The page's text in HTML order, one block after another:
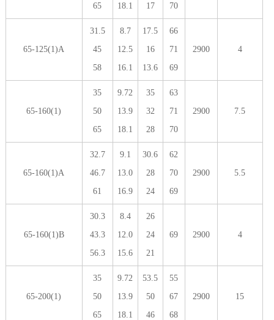
65
18.1
17
70
65-125(1)A
31.5
45
58
8.7
12.5
16.1
17.5
16
13.6
66
71
69
2900 4
65-160(1)
35
50
65
9.72
13.9
18.1
35
32
28
63
71
70
2900 7.5
65-160(1)A
32.7
46.7
61
9.1
13.0
16.9
30.6
28
24
62
70
69
2900 5.5
65-160(1)B
30.3
43.3
56.3
8.4
12.0
15.6
26
24
21
69 2900 4
65-200(1)
35
50
65
9.72
13.9
18.1
53.5
50
46
55
67
68
2900 15